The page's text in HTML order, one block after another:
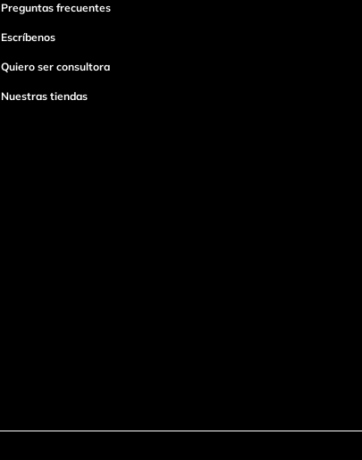
Preguntas frecuentes
Escríbenos
Quiero ser consultora
Nuestras tiendas